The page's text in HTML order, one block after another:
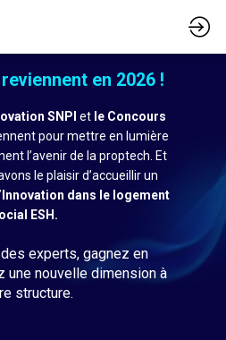
en 2026 !
SNPI et le Concours
pour mettre en lumière
l’avenir de la proptech. Et
le plaisir d’accueillir un
dans le logement
ESH.
experts, gagnez en
une nouvelle dimension à
structure.